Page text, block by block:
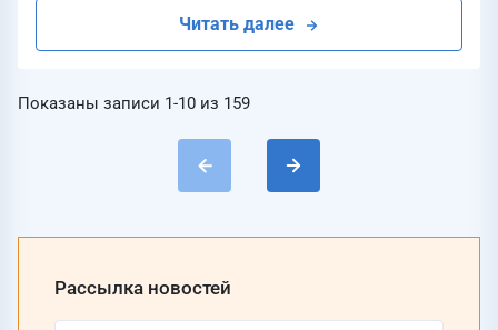
Читать далее
Показаны записи 1-10 из 159
Рассылка новостей